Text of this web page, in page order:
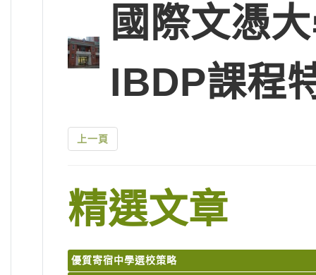
國際文憑
IBDP課程
上一頁
精選文章
優質寄宿中學選校策略